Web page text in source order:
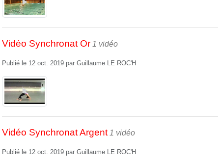
Vidéo Synchronat Or 1 vidéo
Publié le 12 oct. 2019 par Guillaume LE ROC'H
Vidéo Synchronat Argent 1 vidéo
Publié le 12 oct. 2019 par Guillaume LE ROC'H